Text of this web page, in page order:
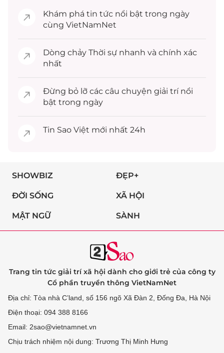
Khám phá tin tức nổi bật trong ngày
cùng VietNamNet
Dòng chảy Thời sự nhanh và chính xác
nhất
Đừng bỏ lỡ các câu chuyện giải trínổi
bật trong ngày
Tin Sao Việt mới nhất 24h
SHOWBIZ ĐẸP+
ĐỜI SỐNG XÃ HỘI
MẬT NGỮ SÀNH
Trang tin tức giải trí xã hội dành cho giới trẻ của công ty
Cổ phần truyền thông VietNamNet
Địa chỉ: Tòa nhà C’land, số 156 ngõ Xã Đàn 2, Đống Đa, Hà Nội
Điện thoại: 094 388 8166
Email: 2sao@vietnamnet.vn
Chịu trách nhiệm nội dung: Trương Thị Minh Hưng